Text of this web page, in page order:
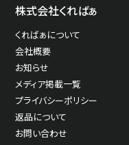
株式会社くればぁ
くればぁについて
会社概要
お知らせ
メディア掲載一覧
プライバシーポリシー
返品について
お問い合わせ